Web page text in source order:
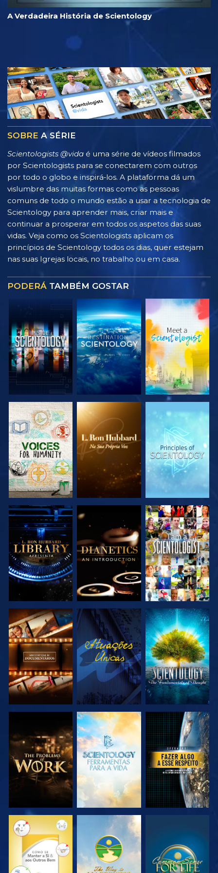
A Verdadeira História de Scientology
SOBRE A SÉRIE
Scientologists @vida é uma série de vídeos filmados
por Scientologists para se conectarem com outros
por todo o globo e inspirá‑los. A plataforma dá um
vislumbre das muitas formas como as pessoas
comuns de todo o mundo estão a usar a tecnologia de
Scientology para aprender mais, criar mais e
continuar a prosperar em todos os aspetos das suas
vidas. Veja como os Scientologists aplicam os
princípios de Scientology todos os dias, quer estejam
nas suas Igrejas locais, no trabalho ou em casa.
PODERÁ TAMBÉM GOSTAR
EXPLORAR A
SÉRIE
EXPLORAR A
SÉRIE
EXPLORAR A
SÉRIE
EXPLORAR A
SÉRIE
EXPLORAR A
SÉRIE
VER
EXPLORAR A
SÉRIE
VER
EXPLORAR A
SÉRIE
EXPLORAR A
SÉRIE
EXPLORAR A
SÉRIE
VER
VER VER VER